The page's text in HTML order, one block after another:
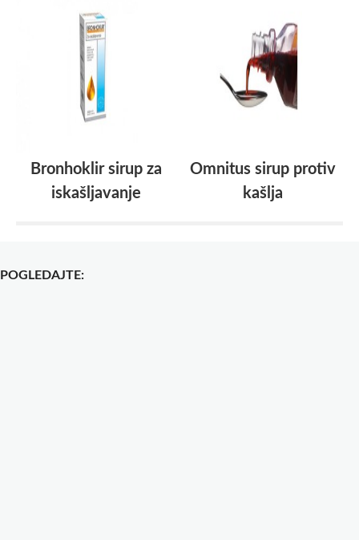
Bronhoklir sirup za
iskašljavanje
Omnitus sirup protiv
kašlja
POGLEDAJTE: